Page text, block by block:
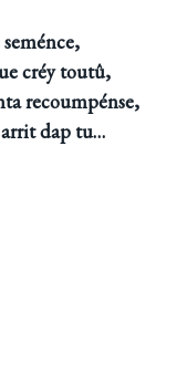
créy toutû,
recoumpénse,
arrit dap tu…